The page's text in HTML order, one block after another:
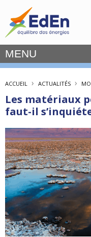
MENU
ACCUEIL › ACTUALITÉS ›
Les matériaux
faut-il